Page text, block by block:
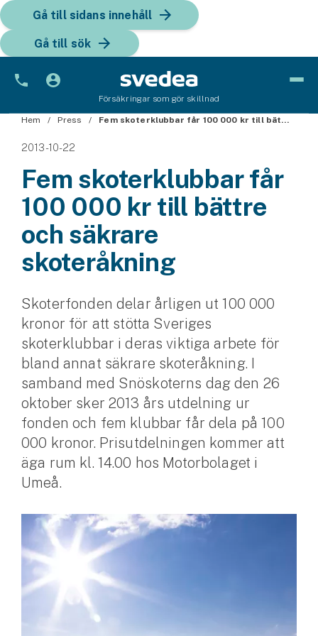
Gå till sidans innehåll
Gå till sök
Försäkringar som gör skillnad
Bil
Bilförsäkring
Bilförsäkring för företag
Fordon
Snöskoterförsäkring
Släpvagnsförsäkring
Husvagnsförsäkring
Motorcykel
Mc-försäkring
Båtförsäkring
Märkesförsäkringar
Vattenskoterförsäkring
Sportfiskarna
Hem Press Fem skoterklubbar får 100 000 kr till bättre och säkrare skoteråkning
2013-10-22
Fem skoterklubbar får
100 000 kr till bättre
och säkrare
skoteråkning
Skoterfonden delar årligen ut 100 000
kronor för att stötta Sveriges
skoterklubbar i deras viktiga arbete för
bland annat säkrare skoteråkning. I
samband med Snöskoterns dag den 26
oktober sker 2013 års utdelning ur
fonden och fem klubbar får dela på 100
000 kronor. Prisutdelningen kommer att
äga rum kl. 14.00 hos Motorbolaget i
Umeå.